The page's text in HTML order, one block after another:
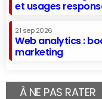
et usages
21 sep 2026
Web analytics :
marketing
À NE PAS RATER